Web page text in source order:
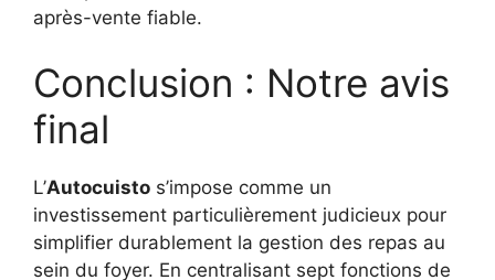
après-vente fiable.
Conclusion : Notre avis
final
L’Autocuisto s’impose comme un
investissement particulièrement judicieux pour
simplifier durablement la gestion des repas au
sein du foyer. En centralisant sept fonctions de